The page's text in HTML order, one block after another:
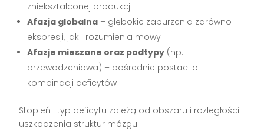
zniekształconej produkcji
Afazja globalna – głębokie zaburzenia zarówno
ekspresji, jak i rozumienia mowy
Afazje mieszane oraz podtypy (np.
przewodzeniowa) – pośrednie postaci o
kombinacji deficytów
Stopień i typ deficytu zależą od obszaru i rozległości
uszkodzenia struktur mózgu.